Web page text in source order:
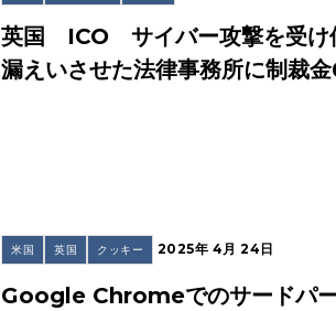
英国 ICO サイバー攻撃を受け
漏えいさせた法律事務所に制裁
米国 英国 クッキー 2025年 4月 24日
Google Chromeでのサードパ